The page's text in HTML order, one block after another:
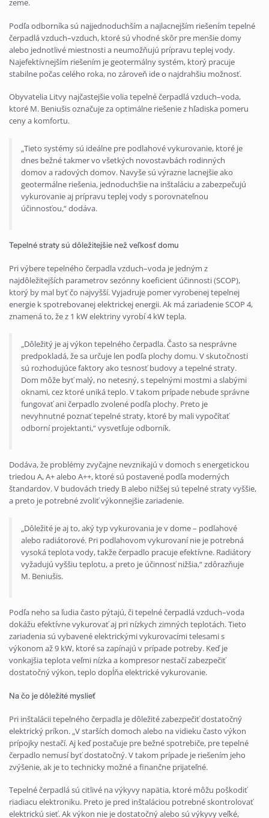
zeme.
Podľa odborníka sú najjednoduchším a najlacnejším riešením tepelné
čerpadlá vzduch–vzduch, ktoré sú vhodné skôr pre menšie domy
alebo jednotlivé miestnosti a neumožňujú prípravu teplej vody.
Najefektívnejším riešením je geotermálny systém, ktorý pracuje
stabilne počas celého roka, no zároveň ide o najdrahšiu možnosť.
Obyvatelia Litvy najčastejšie volia tepelné čerpadlá vzduch–voda,
ktoré M. Beniušis označuje za optimálne riešenie z hľadiska pomeru
ceny a komfortu.
„Tieto systémy sú ideálne pre podlahové vykurovanie, ktoré je
dnes bežné takmer vo všetkých novostavbách rodinných
domov a radových domov. Navyše sú výrazne lacnejšie ako
geotermálne riešenia, jednoduchšie na inštaláciu a zabezpečujú
vykurovanie aj prípravu teplej vody s porovnateľnou
účinnosťou,“ dodáva.
Tepelné straty sú dôležitejšie než veľkosť domu
Pri výbere tepelného čerpadla vzduch–voda je jedným z
najdôležitejších parametrov sezónny koeficient účinnosti (SCOP),
ktorý by mal byť čo najvyšší. Vyjadruje pomer vyrobenej tepelnej
energie k spotrebovanej elektrickej energii. Ak má zariadenie SCOP 4,
znamená to, že z 1 kW elektriny vyrobí 4 kW tepla.
„Dôležitý je aj výkon tepelného čerpadla. Často sa nesprávne
predpokladá, že sa určuje len podľa plochy domu. V skutočnosti
sú rozhodujúce faktory ako tesnosť budovy a tepelné straty.
Dom môže byť malý, no netesný, s tepelnými mostmi a slabými
oknami, cez ktoré uniká teplo. V takom prípade nebude správne
fungovať ani čerpadlo zvolené podľa plochy. Preto je
nevyhnutné poznať tepelné straty, ktoré by mali vypočítať
odborní projektanti,“ vysvetľuje odborník.
Dodáva, že problémy zvyčajne nevznikajú v domoch s energetickou
triedou A, A+ alebo A++, ktoré sú postavené podľa moderných
štandardov. V budovách triedy B alebo nižšej sú tepelné straty vyššie,
a preto je potrebné zvoliť výkonnejšie zariadenie.
„Dôležité je aj to, aký typ vykurovania je v dome – podlahové
alebo radiátorové. Pri podlahovom vykurovaní nie je potrebná
vysoká teplota vody, takže čerpadlo pracuje efektívne. Radiátory
vyžadujú vyššiu teplotu, a preto je účinnosť nižšia,“ zdôrazňuje
M. Beniušis.
Podľa neho sa ľudia často pýtajú, či tepelné čerpadlá vzduch–voda
dokážu efektívne vykurovať aj pri nízkych zimných teplotách. Tieto
zariadenia sú vybavené elektrickými vykurovacími telesami s
výkonom až 9 kW, ktoré sa zapínajú v prípade potreby. Keď je
vonkajšia teplota veľmi nízka a kompresor nestačí zabezpečiť
dostatočný výkon, teplo dopĺňa elektrické vykurovanie.
Na čo je dôležité myslieť
Pri inštalácii tepelného čerpadla je dôležité zabezpečiť dostatočný
elektrický príkon. „V starších domoch alebo na vidieku často výkon
prípojky nestačí. Aj keď postačuje pre bežné spotrebiče, pre tepelné
čerpadlo nemusí byť dostatočný. V takom prípade je riešením jeho
zvýšenie, ak je to technicky možné a finančne prijateľné.
Tepelné čerpadlá sú citlivé na výkyvy napätia, ktoré môžu poškodiť
riadiacu elektroniku. Preto je pred inštaláciou potrebné skontrolovať
elektrickú sieť. Ak výkon nie je dostatočný alebo sú výkyvy veľké,